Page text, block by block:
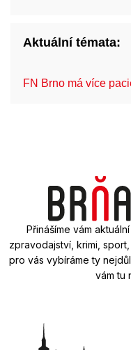
Aktuální témata:
FN Brno má více
Přinášíme vám
zpravodajství, krimi,
pro vás vybíráme ty
vám tu